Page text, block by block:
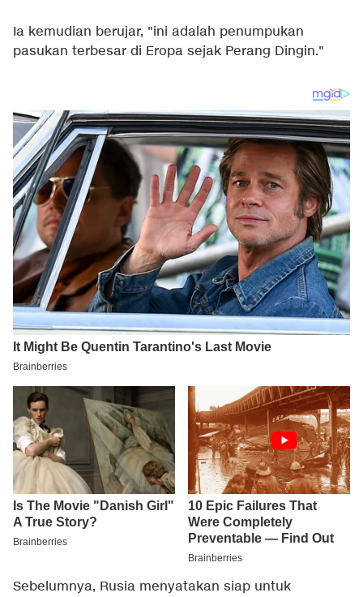
Ia kemudian berujar, "ini adalah penumpukan
pasukan terbesar di Eropa sejak Perang Dingin."
Sebelumnya, Rusia menyatakan siap untuk